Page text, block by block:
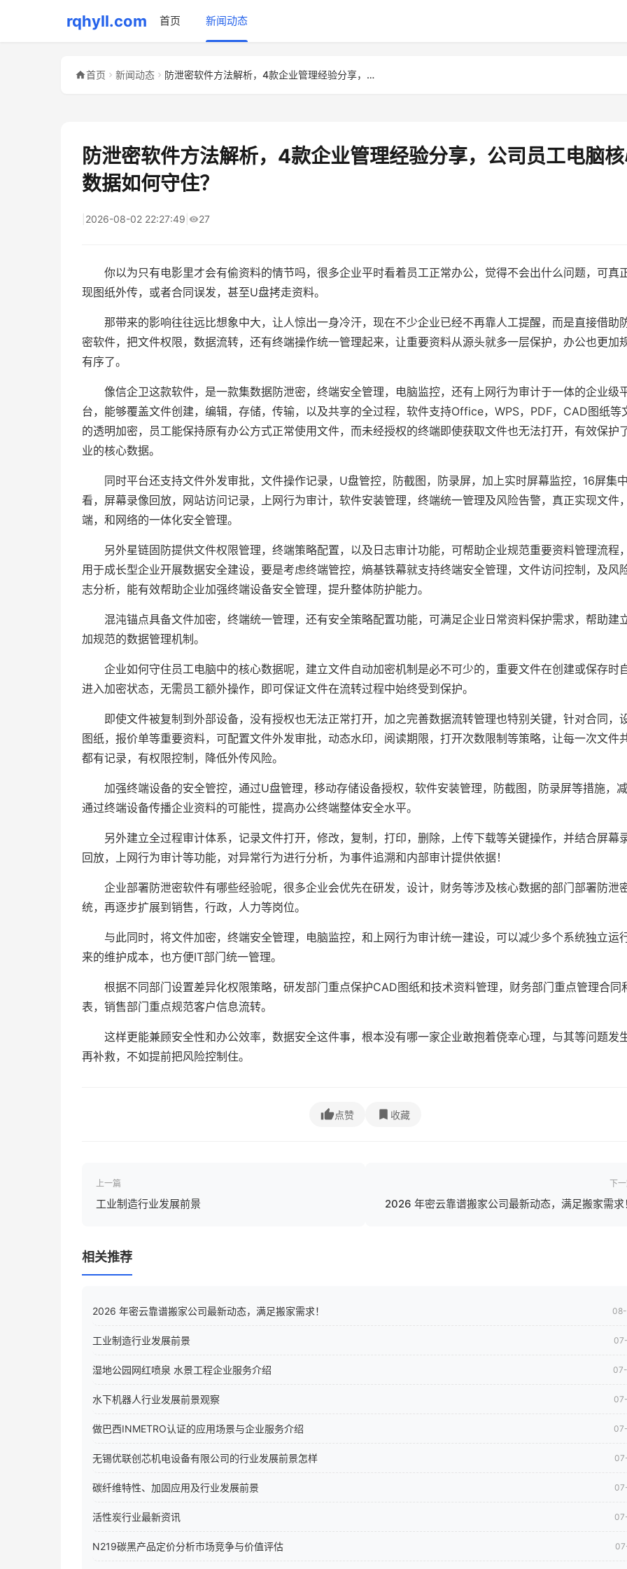
rqhyll.com 首页 新闻动态
首页 新闻动态 防泄密软件方法解析，4款企业管理经验分享，公司员工电脑核心数...
防泄密软件方法解析，4款企业管理经验分享，公司员工电脑
数据如何守住？
2026-08-02 22:27:49 27
你以为只有电影里才会有偷资料的情节吗，很多企业平时看着员工正常办公，觉得不会出什么问题，可真
现图纸外传，或者合同误发，甚至U盘拷走资料。
那带来的影响往往远比想象中大，让人惊出一身冷汗，现在不少企业已经不再靠人工提醒，而是直接借助
密软件，把文件权限，数据流转，还有终端操作统一管理起来，让重要资料从源头就多一层保护，办公也更加
有序了。
像信企卫这款软件，是一款集数据防泄密，终端安全管理，电脑监控，还有上网行为审计于一体的企业级
台，能够覆盖文件创建，编辑，存储，传输，以及共享的全过程，软件支持Office，WPS，PDF，CAD图纸等
的透明加密，员工能保持原有办公方式正常使用文件，而未经授权的终端即使获取文件也无法打开，有效保护
业的核心数据。
同时平台还支持文件外发审批，文件操作记录，U盘管控，防截图，防录屏，加上实时屏幕监控，16屏集
看，屏幕录像回放，网站访问记录，上网行为审计，软件安装管理，终端统一管理及风险告警，真正实现文件
端，和网络的一体化安全管理。
另外星链固防提供文件权限管理，终端策略配置，以及日志审计功能，可帮助企业规范重要资料管理流程
用于成长型企业开展数据安全建设，要是考虑终端管控，熵基铁幕就支持终端安全管理，文件访问控制，及风
志分析，能有效帮助企业加强终端设备安全管理，提升整体防护能力。
混沌锚点具备文件加密，终端统一管理，还有安全策略配置功能，可满足企业日常资料保护需求，帮助建
加规范的数据管理机制。
企业如何守住员工电脑中的核心数据呢，建立文件自动加密机制是必不可少的，重要文件在创建或保存时
进入加密状态，无需员工额外操作，即可保证文件在流转过程中始终受到保护。
即使文件被复制到外部设备，没有授权也无法正常打开，加之完善数据流转管理也特别关键，针对合同，
图纸，报价单等重要资料，可配置文件外发审批，动态水印，阅读期限，打开次数限制等策略，让每一次文件
都有记录，有权限控制，降低外传风险。
加强终端设备的安全管控，通过U盘管理，移动存储设备授权，软件安装管理，防截图，防录屏等措施，
通过终端设备传播企业资料的可能性，提高办公终端整体安全水平。
另外建立全过程审计体系，记录文件打开，修改，复制，打印，删除，上传下载等关键操作，并结合屏幕
回放，上网行为审计等功能，对异常行为进行分析，为事件追溯和内部审计提供依据！
企业部署防泄密软件有哪些经验呢，很多企业会优先在研发，设计，财务等涉及核心数据的部门部署防泄
统，再逐步扩展到销售，行政，人力等岗位。
与此同时，将文件加密，终端安全管理，电脑监控，和上网行为审计统一建设，可以减少多个系统独立运
来的维护成本，也方便IT部门统一管理。
根据不同部门设置差异化权限策略，研发部门重点保护CAD图纸和技术资料管理，财务部门重点管理合同
表，销售部门重点规范客户信息流转。
这样更能兼顾安全性和办公效率，数据安全这件事，根本没有哪一家企业敢抱着侥幸心理，与其等问题发
再补救，不如提前把风险控制住。
点赞 收藏
上一篇
工业制造行业发展前景
下
2026 年密云靠谱搬家公司最新动态，满足搬家需求
相关推荐
2026 年密云靠谱搬家公司最新动态，满足搬家需求！
工业制造行业发展前景
湿地公园网红喷泉 水景工程企业服务介绍
水下机器人行业发展前景观察
做巴西INMETRO认证的应用场景与企业服务介绍
无锡优联创芯机电设备有限公司的行业发展前景怎样
碳纤维特性、加固应用及行业发展前景
活性炭行业最新资讯
N219碳黑产品定价分析市场竞争与价值评估